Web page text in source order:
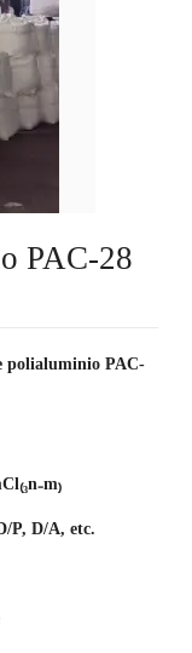
PAC-28
polialuminio PAC-
P, D/A, etc.